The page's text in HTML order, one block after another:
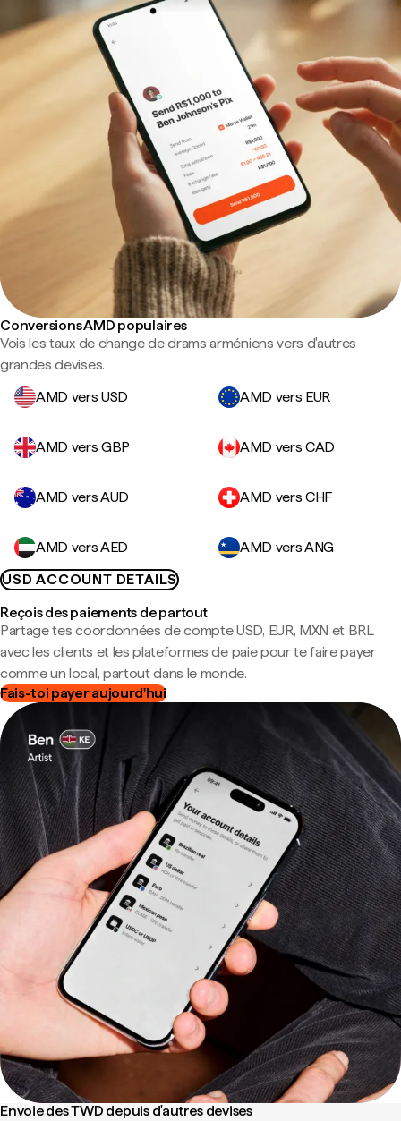
Conversions AMD populaires
Vois les taux de change de drams arméniens vers d'autres
grandes devises.
AMD vers USD
AMD vers EUR
AMD vers GBP AMD vers CAD
AMD vers AUD AMD vers CHF
AMD vers AED
AMD vers ANG
USD ACCOUNT DETAILS
Reçois des paiements de partout
Partage tes coordonnées de compte USD, EUR, MXN et BRL
avec les clients et les plateformes de paie pour te faire payer
comme un local, partout dans le monde.
Fais-toi payer aujourd'hui
Envoie des TWD depuis d'autres devises